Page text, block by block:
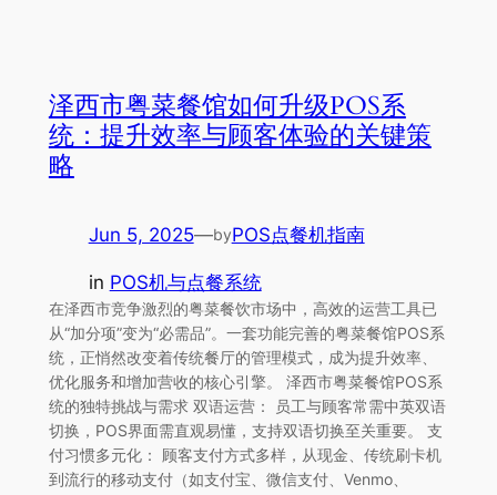
泽西市粤菜餐馆如何升级POS系
统：提升效率与顾客体验的关键策
略
Jun 5, 2025—byPOS点餐机指南
in POS机与点餐系统
在泽西市竞争激烈的粤菜餐饮市场中，高效的运营工具已
从“加分项”变为“必需品”。一套功能完善的粤菜餐馆POS系
统，正悄然改变着传统餐厅的管理模式，成为提升效率、
优化服务和增加营收的核心引擎。 泽西市粤菜餐馆POS系
统的独特挑战与需求 双语运营： 员工与顾客常需中英双语
切换，POS界面需直观易懂，支持双语切换至关重要。 支
付习惯多元化： 顾客支付方式多样，从现金、传统刷卡机
到流行的移动支付（如支付宝、微信支付、Venmo、